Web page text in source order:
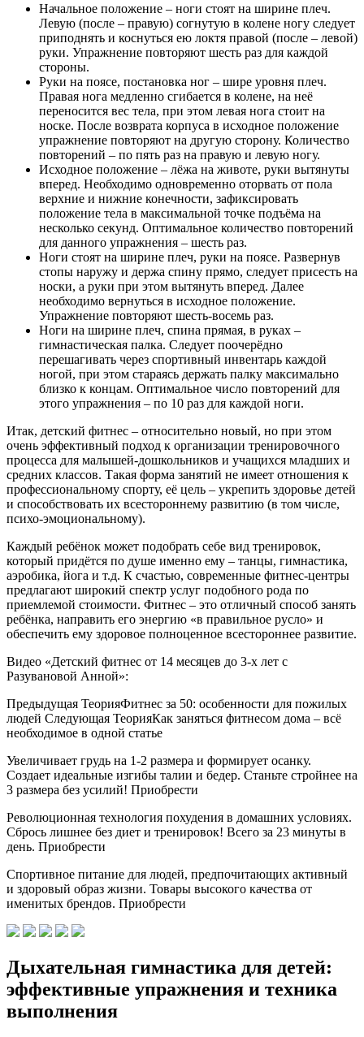
Начальное положение – ноги стоят на ширине плеч.
Левую (после – правую) согнутую в колене ногу следует
приподнять и коснуться ею локтя правой (после – левой)
руки. Упражнение повторяют шесть раз для каждой
стороны.
Руки на поясе, постановка ног – шире уровня плеч.
Правая нога медленно сгибается в колене, на неё
переносится вес тела, при этом левая нога стоит на
носке. После возврата корпуса в исходное положение
упражнение повторяют на другую сторону. Количество
повторений – по пять раз на правую и левую ногу.
Исходное положение – лёжа на животе, руки вытянуты
вперед. Необходимо одновременно оторвать от пола
верхние и нижние конечности, зафиксировать
положение тела в максимальной точке подъёма на
несколько секунд. Оптимальное количество повторений
для данного упражнения – шесть раз.
Ноги стоят на ширине плеч, руки на поясе. Развернув
стопы наружу и держа спину прямо, следует присесть на
носки, а руки при этом вытянуть вперед. Далее
необходимо вернуться в исходное положение.
Упражнение повторяют шесть-восемь раз.
Ноги на ширине плеч, спина прямая, в руках –
гимнастическая палка. Следует поочерёдно
перешагивать через спортивный инвентарь каждой
ногой, при этом стараясь держать палку максимально
близко к концам. Оптимальное число повторений для
этого упражнения – по 10 раз для каждой ноги.
Итак, детский фитнес – относительно новый, но при этом
очень эффективный подход к организации тренировочного
процесса для малышей-дошкольников и учащихся младших и
средних классов. Такая форма занятий не имеет отношения к
профессиональному спорту, её цель – укрепить здоровье детей
и способствовать их всестороннему развитию (в том числе,
психо-эмоциональному).
Каждый ребёнок может подобрать себе вид тренировок,
который придётся по душе именно ему – танцы, гимнастика,
аэробика, йога и т.д. К счастью, современные фитнес-центры
предлагают широкий спектр услуг подобного рода по
приемлемой стоимости. Фитнес – это отличный способ занять
ребёнка, направить его энергию «в правильное русло» и
обеспечить ему здоровое полноценное всестороннее развитие.
Видео «Детский фитнес от 14 месяцев до 3-х лет с
Разувановой Анной»:
Предыдущая ТеорияФитнес за 50: особенности для пожилых
людей Следующая ТеорияКак заняться фитнесом дома – всё
необходимое в одной статье
Увеличивает грудь на 1-2 размера и формирует осанку.
Создает идеальные изгибы талии и бедер. Станьте стройнее на
3 размера без усилий! Приобрести
Революционная технология похудения в домашних условиях.
Сбрось лишнее без диет и тренировок! Всего за 23 минуты в
день. Приобрести
Спортивное питание для людей, предпочитающих активный
и здоровый образ жизни. Товары высокого качества от
именитых брендов. Приобрести
Дыхательная гимнастика для детей:
эффективные упражнения и техника
выполнения